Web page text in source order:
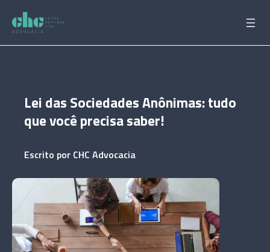
para
conteúdo
Lei das Sociedades Anônimas: tudo
que você precisa saber!
Escrito por CHC Advocacia